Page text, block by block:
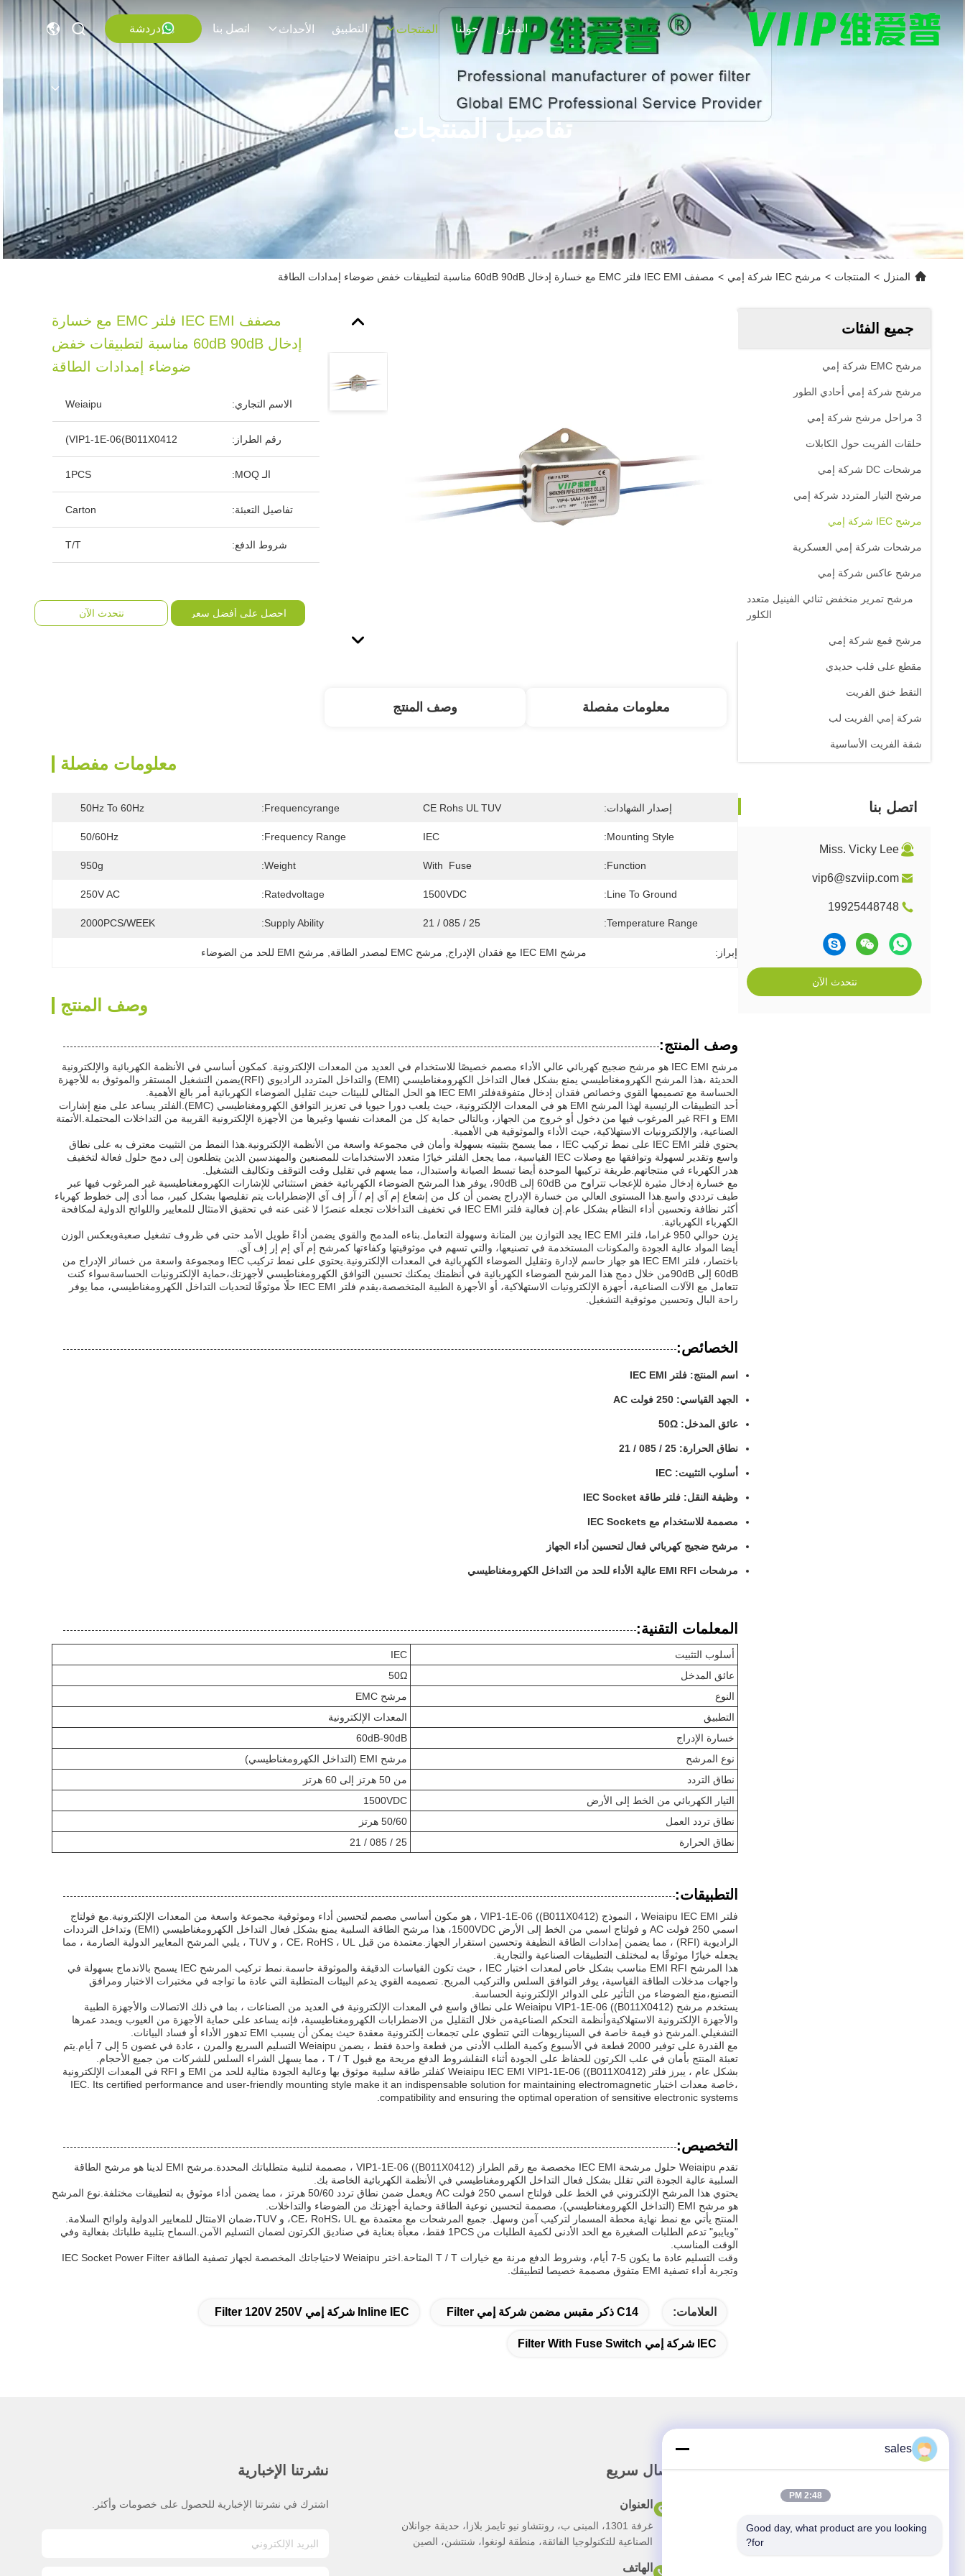
المنزل حولنا المنتجات التطبيق الأحداث اتصل بنا دردشة
تفاصيل المنتجات
المنزل > المنتجات > مرشح IEC شركة إمي > مصفف IEC EMI فلتر EMC مع خسارة إدخال 60dB 90dB مناسبة لتطبيقات خفض ضوضاء إمدادات الطاقة
جميع الفئات
مرشح EMC شركة إمي
مرشح شركة إمي أحادي الطور
3 مراحل مرشح شركة إمي
حلقات الفريت حول الكابلات
مرشحات DC شركة إمي
مرشح التيار المتردد شركة إمي
مرشح IEC شركة إمي
مرشحات شركة إمي العسكرية
مرشح عاكس شركة إمي
مرشح تمرير منخفض ثنائي الفينيل متعدد
الكلور
مرشح قمع شركة إمي
مقطع على قلب حديدي
التقط خنق الفريت
شركة إمي الفريت لب
شقة الفريت الأساسية
اتصل بنا
Miss. Vicky Lee
vip6@szviip.com
19925448748
نتحدث الآن
مصفف IEC EMI فلتر EMC مع خسارة
إدخال 60dB 90dB مناسبة لتطبيقات خفض
ضوضاء إمدادات الطاقة
الاسم التجاري: Weiaipu
رقم الطراز: VIP1-1E-06(B011X0412)
الـ MOQ: 1PCS
تفاصيل التعبئة: Carton
شروط الدفع: T/T
احصل على أفضل سعر نتحدث الآن
معلومات مفصلة وصف المنتج
معلومات مفصلة
إصدار الشهادات: CE Rohs UL TUV
Frequencyrange:
50Hz To 60Hz
Mounting Style:
IEC
Frequency Range:
50/60Hz
Function:
With  Fuse
Weight:
950g
Line To Ground:
1500VDC
Ratedvoltage:
250V AC
Temperature Range:
25 / 085 / 21
Supply Ability:
2000PCS/WEEK
إبراز: مرشح IEC EMI مع فقدان الإدراج مرشح EMC لمصدر الطاقة مرشح EMI للحد من الضوضاء
وصف المنتج
وصف المنتج:
مرشح IEC EMI هو مرشح ضجيج كهربائي عالي الأداء مصمم خصيصًا للاستخدام في العديد من المعدات الإلكترونية. كمكون أساسي في الأنظمة الكهربائية والإلكترونية
الحديثة ،هذا المرشح الكهرومغناطيسي يمنع بشكل فعال التداخل الكهرومغناطيسي (EMI) والتداخل المتردد الراديوي (RFI)يضمن التشغيل المستقر والموثوق به للأجهزة
الحساسة مع تصميمها القوي وخصائص فقدان إدخال متفوقةفلتر IEC EMI هو الحل المثالي للبيئات حيث تقليل الضوضاء الكهربائية أمر بالغ الأهمية.
أحد التطبيقات الرئيسية لهذا المرشح EMI هو في المعدات الإلكترونية، حيث يلعب دورا حيويا في تعزيز التوافق الكهرومغناطيسي (EMC).الفلتر يساعد على منع إشارات
EMI و RFI غير المرغوب فيها من دخول أو خروج من الجهاز، وبالتالي حماية كل من المعدات نفسها وغيرها من الأجهزة الإلكترونية القريبة من التداخلات المحتملة.الأتمتة
الصناعية، والإلكترونيات الاستهلاكية، حيث الأداء والموثوقية هي الأهمية.
يحتوي فلتر IEC EMI على نمط تركيب IEC ، مما يسمح بتثبيته بسهولة وأمان في مجموعة واسعة من الأنظمة الإلكترونية.هذا النمط من التثبيت معترف به على نطاق
واسع وتقدير لسهولة وتوافقها مع وصلات IEC القياسية، مما يجعل الفلتر خيارًا متعدد الاستخدامات للمصنعين والمهندسين الذين يتطلعون إلى دمج حلول فعالة لتخفيف
هدر الكهرباء في منتجاتهم.طريقة تركيبها الموحدة أيضا تبسط الصيانة واستبدال، مما يسهم في تقليل وقت التوقف وتكاليف التشغيل.
مع خسارة إدخال مثيرة للإعجاب تتراوح من 60dB إلى 90dB، يوفر هذا المرشح الضوضاء الكهربائية خفض استثنائي للإشارات الكهرومغناطيسية غير المرغوب فيها عبر
طيف ترددي واسع.هذا المستوى العالي من خسارة الإدراج يضمن أن كل من إشعاع إم آي إم / آر إف آي الإضطرابات يتم تقليصها بشكل كبير، مما أدى إلى خطوط كهرباء
أكثر نظافة وتحسين أداء النظام بشكل عام.إن فعالية فلتر IEC EMI في تخفيف التداخلات تجعله عنصرًا لا غنى عنه في تحقيق الامتثال للمعايير واللوائح الدولية لمكافحة
الكهرباء الكهربائية.
يزن حوالي 950 غراما، فلتر IEC EMI يجد التوازن بين المتانة وسهولة التعامل.بناءه المدمج والقوي يضمن أداءً طويل الأمد حتى في ظروف تشغيل صعبةويعكس الوزن
أيضا المواد عالية الجودة والمكونات المستخدمة في تصنيعها، والتي تسهم في موثوقيتها وكفاءتها كمرشح إم آي إم إر إف آي.
باختصار، فلتر IEC EMI هو جهاز حاسم لإدارة وتقليل الضوضاء الكهربائية في المعدات الإلكترونية.يحتوي على نمط تركيب IEC ومجموعة واسعة من خسائر الإدراج من
60dB إلى 90dBمن خلال دمج هذا المرشح الضوضاء الكهربائية في أنظمتك يمكنك تحسين التوافق الكهرومغناطيسي لأجهزتك،حماية الإلكترونيات الحساسةسواء كنت
تتعامل مع الآلات الصناعية، أجهزة الإلكترونيات الاستهلاكية، أو الأجهزة الطبية المتخصصة،يقدم فلتر IEC EMI حلًا موثوقًا لتحديات التداخل الكهرومغناطيسي، مما يوفر
راحة البال وتحسين موثوقية التشغيل.
الخصائص:
اسم المنتج: فلتر IEC EMI
الجهد القياسي: 250 فولت AC
عائق المدخل: 50Ω
نطاق الحرارة: 25 / 085 / 21
أسلوب التثبيت: IEC
وظيفة النقل: فلتر طاقة IEC Socket
مصممة للاستخدام مع IEC Sockets
مرشح ضجيج كهربائي فعال لتحسين أداء الجهاز
مرشحات EMI RFI عالية الأداء للحد من التداخل الكهرومغناطيسي
المعلمات التقنية:
أسلوب التثبيت
IEC
عائق المدخل
50Ω
النوع
مرشح EMC
التطبيق
المعدات الإلكترونية
خسارة الإدراج
60dB-90dB
نوع المرشح
مرشح EMI (التداخل الكهرومغناطيسي)
نطاق التردد
من 50 هرتز إلى 60 هرتز
التيار الكهربائي من الخط إلى الأرض
1500VDC
نطاق تردد العمل
50/60 هرتز
نطاق الحرارة
25 / 085 / 21
التطبيقات:
فلتر Weiaipu IEC EMI ، النموذج VIP1-1E-06 ((B011X0412) ، هو مكون أساسي مصمم لتحسين أداء وموثوقية مجموعة واسعة من المعدات الإلكترونية.مع فولتاج
اسمي 250 فولت AC و فولتاج اسمي من الخط إلى الأرض 1500VDC، هذا مرشح الطاقة السلبية يمنع بشكل فعال التداخل الكهرومغناطيسي (EMI) وتداخل الترددات
الراديوية (RFI) ، مما يضمن إمدادات الطاقة النظيفة وتحسين استقرار الجهاز.معتمدة من قبل CE، RoHS ، UL ، و TUV ، يلبي المرشح المعايير الدولية الصارمة ، مما
يجعله خيارًا موثوقًا به لمختلف التطبيقات الصناعية والتجارية.
هذا المرشح EMI RFI مناسب بشكل خاص لمعدات اختبار IEC ، حيث تكون القياسات الدقيقة والموثوقة حاسمة.نمط تركيب المرشح IEC يسمح بالاندماج بسهولة في
واجهات مدخلات الطاقة القياسية، يوفر التوافق السلس والتركيب المريح. تصميمه القوي يدعم البيئات المتطلبة التي عادة ما تواجه في مختبرات الاختبار ومرافق
التصنيع،منع الضوضاء من التأثير على الدوائر الإلكترونية الحساسة.
يستخدم مرشح Weiaipu VIP1-1E-06 ((B011X0412) على نطاق واسع في المعدات الإلكترونية في العديد من الصناعات ، بما في ذلك الاتصالات والأجهزة الطبية
والأجهزة الإلكترونية الاستهلاكيةوأنظمة التحكم الصناعيةمن خلال التقليل من الاضطرابات الكهرومغناطيسية، فإنه يساعد على حماية الأجهزة من العيوب ويمدد عمرها
التشغيلي.المرشح ذو قيمة خاصة في السيناريوهات التي تنطوي على تجمعات إلكترونية معقدة حيث يمكن أن يسبب EMI تدهور الأداء أو فساد البيانات.
مع القدرة على توفير 2000 قطعة في الأسبوع وكمية الطلب الأدنى من قطعة واحدة فقط ، يضمن Weiaipu التسليم السريع والمرن ، عادة في غضون 5 إلى 7 أيام.يتم
تعبئة المنتج بأمان في علب الكرتون للحفاظ على الجودة أثناء النقلشروط الدفع مريحة مع قبول T / T ، مما يسهل الشراء السلس للشركات من جميع الأحجام.
بشكل عام ، يبرز فلتر Weiaipu IEC EMI VIP1-1E-06 ((B011X0412) كفلتر طاقة سلبية موثوق بها وعالية الجودة مثالية للحد من EMI و RFI في المعدات الإلكترونية
،خاصة معدات اختبار IEC. Its certified performance and user-friendly mounting style make it an indispensable solution for maintaining electromagnetic
compatibility and ensuring the optimal operation of sensitive electronic systems.
التخصيص:
تقدم Weiaipu حلول مرشحة IEC EMI مخصصة مع رقم الطراز VIP1-1E-06 ((B011X0412) ، مصممة لتلبية متطلباتك المحددة.مرشح EMI لدينا هو مرشح الطاقة
السلبية عالية الجودة التي تقلل بشكل فعال التداخل الكهرومغناطيسي في الأنظمة الكهربائية الخاصة بك.
يحتوي هذا المرشح الإلكتروني في الخط على فولتاج اسمي 250 فولت AC ويعمل ضمن نطاق تردد 50/60 هرتز ، مما يضمن أداء موثوق به لتطبيقات مختلفة.نوع المرشح
هو مرشح EMI (التداخل الكهرومغناطيسي)، مصممة لتحسين نوعية الطاقة وحماية أجهزتك من الضوضاء والتداخلات.
المنتج يأتي مع نمط نهاية محطة المسمار لتركيب آمن وسهل. جميع المرشحات مع معتمدة مع CE، RoHS، UL، و TUV،ضمان الامتثال للمعايير الدولية ولوائح السلامة.
"ويايبو" تدعم الطلبات الصغيرة مع الحد الأدنى لكمية الطلبات من 1PCS فقط، معبأة بعناية في صناديق الكرتون لضمان التسليم الآمن.السماح بتلبية طلباتك بفعالية وفي
الوقت المناسب.
وقت التسليم عادة ما يكون 5-7 أيام، وشروط الدفع مرنة مع خيارات T / T المتاحة.اختر Weiaipu لاحتياجاتك المخصصة لجهاز تصفية الطاقة IEC Socket Power Filter
وتجربة أداء تصفية EMI متفوق مصممة خصيصا لتطبيقك.
العلامات: C14 ذكر مقبس مضمن شركة إمي Filter Inline IEC شركة إمي Filter 120V 250V
IEC شركة إمي Filter With Fuse Switch
رابط سريع
حولنا
اتصال سريع
العنوان
غرفة 1301، المبنى ب، رونتشاو نيو تايمز بلازا، حديقة جوانلان
الصناعية للتكنولوجيا الفائقة، منطقة لونغوا، شنتشن، الصين
الهاتف
نشرتنا الإخبارية
اشترك في نشرتنا الإخبارية للحصول على خصومات وأكثر.
sales
2:48 PM
Good day, what product are you looking
for?